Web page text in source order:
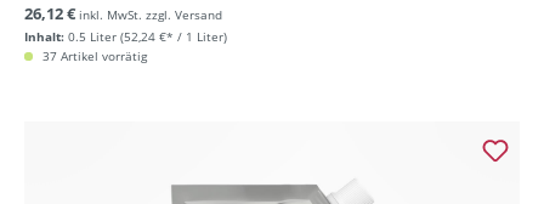
Inhalt: 0.5 Liter (52,24 €* / 1 Liter)
26,12 € inkl. MwSt. zzgl. Versand
37 Artikel vorrätig